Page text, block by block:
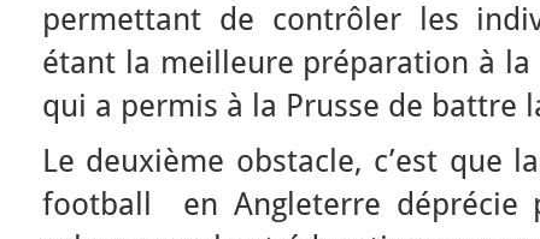
permettant de contrôler les
étant la meilleure préparation à
qui a permis à la Prusse de battre
Le deuxième obstacle, c’est que
football en Angleterre déprécie